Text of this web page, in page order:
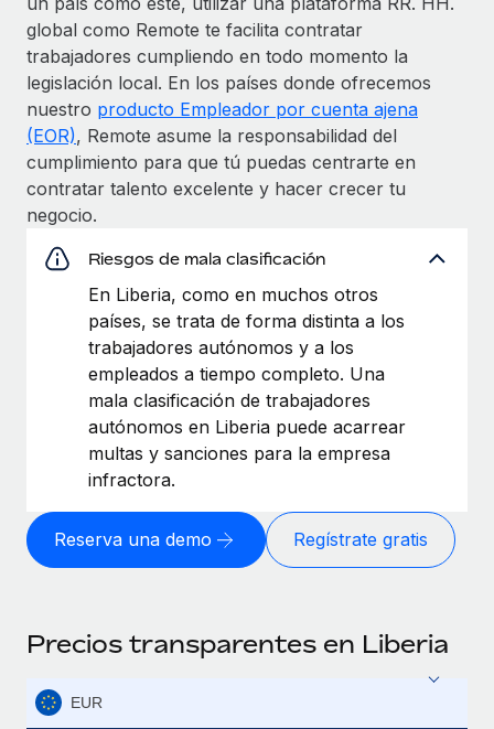
global como Remote te facilita contratar
trabajadores cumpliendo en todo momento la
legislación local. En los países donde ofrecemos
nuestro producto Empleador por cuenta ajena
(EOR), Remote asume la responsabilidad del
cumplimiento para que tú puedas centrarte en
contratar talento excelente y hacer crecer tu
negocio.
Riesgos de mala clasificación
En Liberia, como en muchos otros
países, se trata de forma distinta a los
trabajadores autónomos y a los
empleados a tiempo completo. Una
mala clasificación de trabajadores
autónomos en Liberia puede acarrear
multas y sanciones para la empresa
infractora.
Reserva una demo Regístrate gratis
Precios transparentes en Liberia
EUR